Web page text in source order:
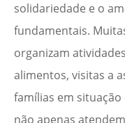
solidariedade e o
fundamentais.
organizam
alimentos, visitas a
famílias em situação
não apenas